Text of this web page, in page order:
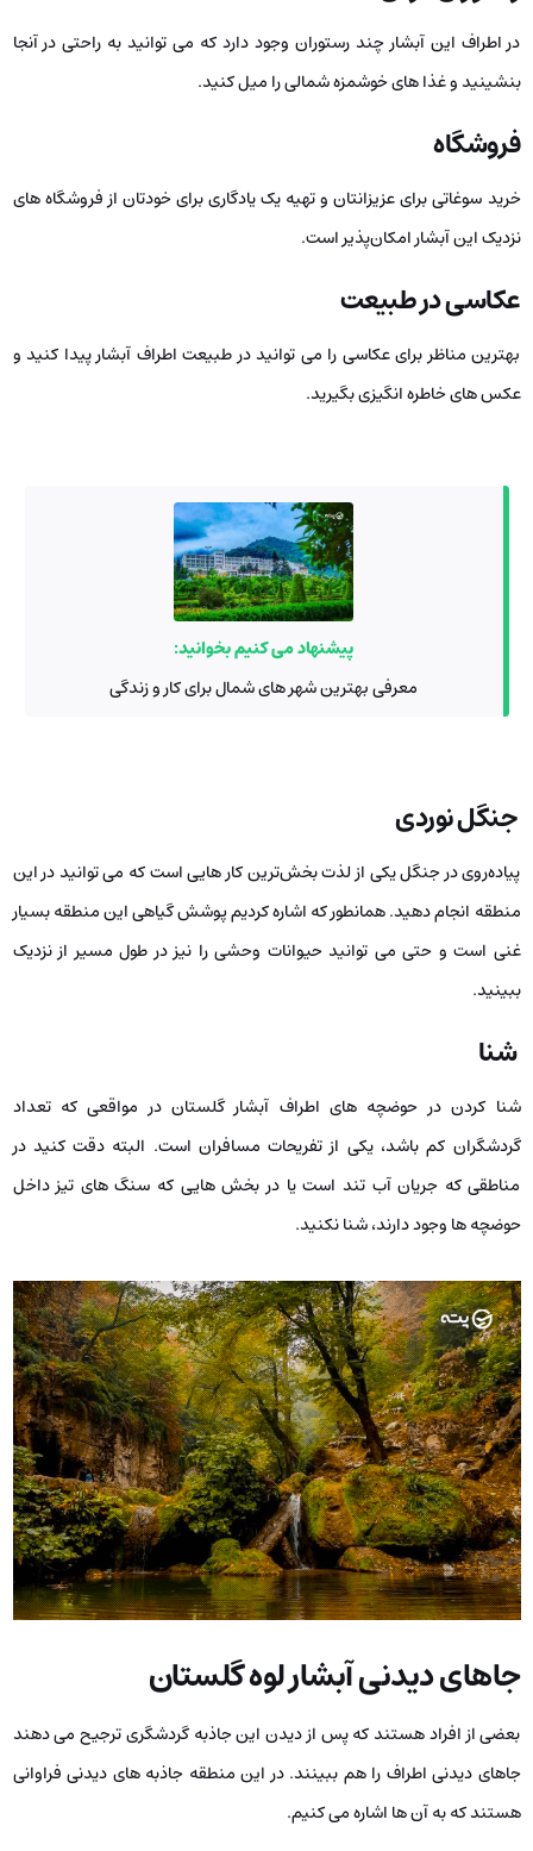
در اطراف این آبشار چند رستوران وجود دارد که می ‌توانید به راحتی در آنجا
بنشینید و غذا های خوشمزه شمالی را میل کنید.
فروشگاه
خرید سوغاتی برای عزیزانتان و تهیه یک یادگاری برای خودتان از فروشگاه ‌های
نزدیک این آبشار امکان‌پذیر است.
عکاسی در طبیعت
بهترین مناظر برای عکاسی را می ‌توانید در طبیعت اطراف آبشار پیدا کنید و
عکس‌ های خاطره انگیزی بگیرید.
پیشنهاد می کنیم بخوانید:
معرفی بهترین شهر های شمال برای کار و زندگی
جنگل نوردی
پیاده‌روی در جنگل یکی از لذت بخش‌ترین کار هایی است که می ‌توانید در این
منطقه انجام دهید. همانطور که اشاره کردیم پوشش گیاهی این منطقه بسیار
غنی است و حتی می ‌توانید حیوانات وحشی را نیز در طول مسیر از نزدیک
ببینید.
شنا
شنا کردن در حوضچه ‌های اطراف آبشار گلستان در مواقعی که تعداد
گردشگران کم باشد، یکی از تفریحات مسافران است. البته دقت کنید در
مناطقی که جریان آب تند است یا در بخش ‌هایی که سنگ‌ های تیز داخل
حوضچه ‌ها وجود دارند، شنا نکنید.
جاهای دیدنی آبشار لوه گلستان
بعضی از افراد هستند که پس از دیدن این جاذبه گردشگری ترجیح می ‌دهند
جاهای دیدنی اطراف را هم ببینند. در این منطقه جاذبه‌ های دیدنی فراوانی
هستند که به آن ها اشاره می ‌کنیم.